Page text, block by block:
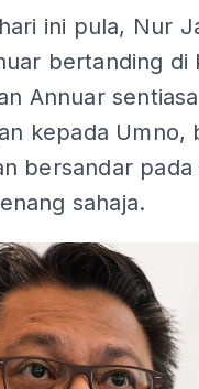
ini pula, Nur
bertanding di
Annuar
kepada Umno,
bersandar
sahaja.